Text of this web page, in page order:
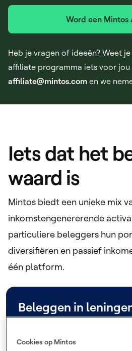
Word een Mintos
Heb je vragen of ideeën? Weet
affiliate programma iets voor jou
affiliate@mintos.com en we
Iets dat het
waard is
Mintos biedt een unieke mix
inkomstengenererende
particuliere beleggers hun
diversifiëren en passief
één platform.
Beleggen in
passief inkomen genereren
Cookies op Mintos